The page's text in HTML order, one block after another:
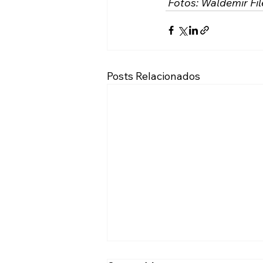
Posts Relacionados